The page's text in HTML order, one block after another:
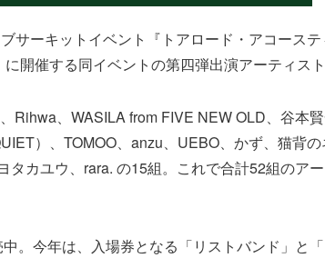
サーキットイベント『トアロード・アコース
開催する同イベントの第四弾出演アーティス
Rihwa、WASILA from FIVE NEW OLD、谷本
）、TOMOO、anzu、UEBO、かず、猫背
タカユウ、rara. の15組。これで合計52組のア
。今年は、入場券となる「リストバンド」と